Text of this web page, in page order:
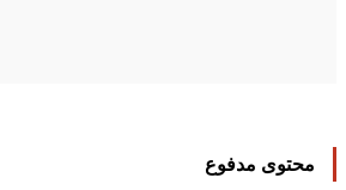
محتوى مدفوع